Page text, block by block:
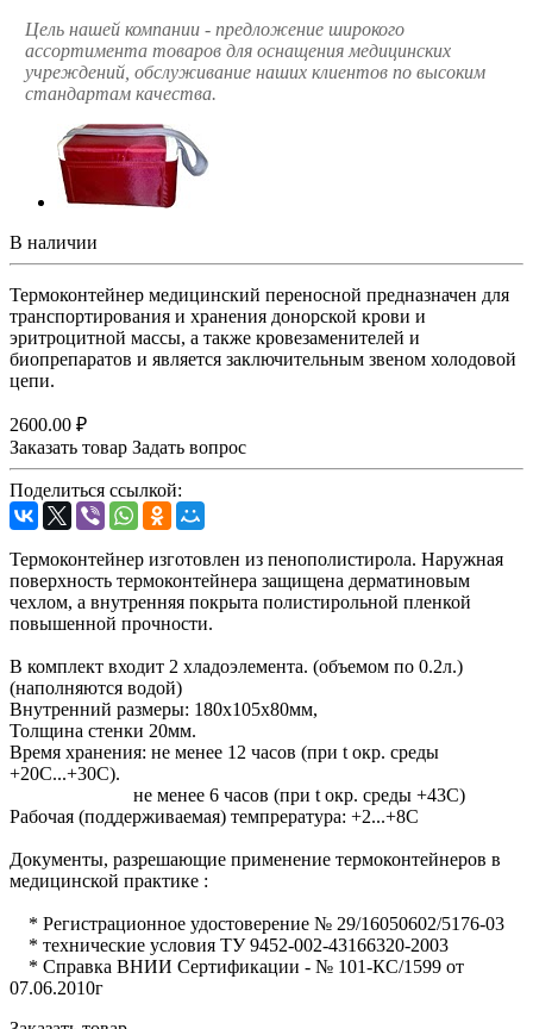
Цель нашей компании - предложение широкого
ассортимента товаров для оснащения медицинских
учреждений, обслуживание наших клиентов по высоким
стандартам качества.
В наличии
Термоконтейнер медицинский переносной предназначен для
транспортирования и хранения донорской крови и
эритроцитной массы, а также кровезаменителей и
биопрепаратов и является заключительным звеном холодовой
цепи.
2600.00 ₽
Заказать товар Задать вопрос
Поделиться ссылкой:
Термоконтейнер изготовлен из пенополистирола. Наружная
поверхность термоконтейнера защищена дерматиновым
чехлом, а внутренняя покрыта полистирольной пленкой
повышенной прочности.
В комплект входит 2 хладоэлемента. (объемом по 0.2л.)
(наполняются водой)
Внутренний размеры: 180х105х80мм,
Толщина стенки 20мм.
Время хранения: не менее 12 часов (при t окр. среды
+20С...+30С).
не менее 6 часов (при t окр. среды +43С)
Рабочая (поддерживаемая) темпрература: +2...+8С
Документы, разрешающие применение термоконтейнеров в
медицинской практике :
* Регистрационное удостоверение № 29/16050602/5176-03
* технические условия ТУ 9452-002-43166320-2003
* Справка ВНИИ Сертификации - № 101-КС/1599 от
07.06.2010г